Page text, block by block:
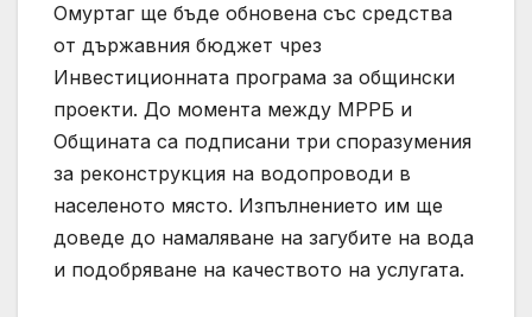
Омуртаг ще бъде обновена със средства
от държавния бюджет чрез
Инвестиционната програма за общински
проекти. До момента между МРРБ и
Общината са подписани три споразумения
за реконструкция на водопроводи в
населеното място. Изпълнението им ще
доведе до намаляване на загубите на вода
и подобряване на качеството на услугата.